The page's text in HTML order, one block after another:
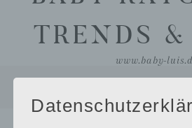
TRENDS &
www.baby-